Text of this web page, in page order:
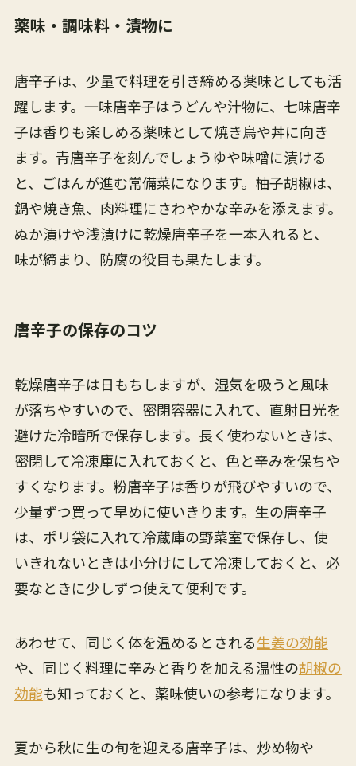
薬味・調味料・漬物に
唐辛子は、少量で料理を引き締める薬味としても活
躍します。一味唐辛子はうどんや汁物に、七味唐辛
子は香りも楽しめる薬味として焼き鳥や丼に向き
ます。青唐辛子を刻んでしょうゆや味噌に漬ける
と、ごはんが進む常備菜になります。柚子胡椒は、
鍋や焼き魚、肉料理にさわやかな辛みを添えます。
ぬか漬けや浅漬けに乾燥唐辛子を一本入れると、
味が締まり、防腐の役目も果たします。
唐辛子の保存のコツ
乾燥唐辛子は日もちしますが、湿気を吸うと風味
が落ちやすいので、密閉容器に入れて、直射日光を
避けた冷暗所で保存します。長く使わないときは、
密閉して冷凍庫に入れておくと、色と辛みを保ちや
すくなります。粉唐辛子は香りが飛びやすいので、
少量ずつ買って早めに使いきります。生の唐辛子
は、ポリ袋に入れて冷蔵庫の野菜室で保存し、使
いきれないときは小分けにして冷凍しておくと、必
要なときに少しずつ使えて便利です。
あわせて、同じく体を温めるとされる生姜の効能
や、同じく料理に辛みと香りを加える温性の胡椒の
効能も知っておくと、薬味使いの参考になります。
夏から秋に生の旬を迎える唐辛子は、炒め物や